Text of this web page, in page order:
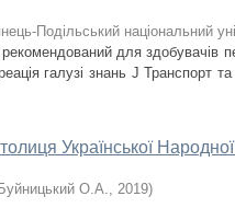
Подільський національний
для здобувачів
галузі знань J Транспорт
Української
О.А., 2019)